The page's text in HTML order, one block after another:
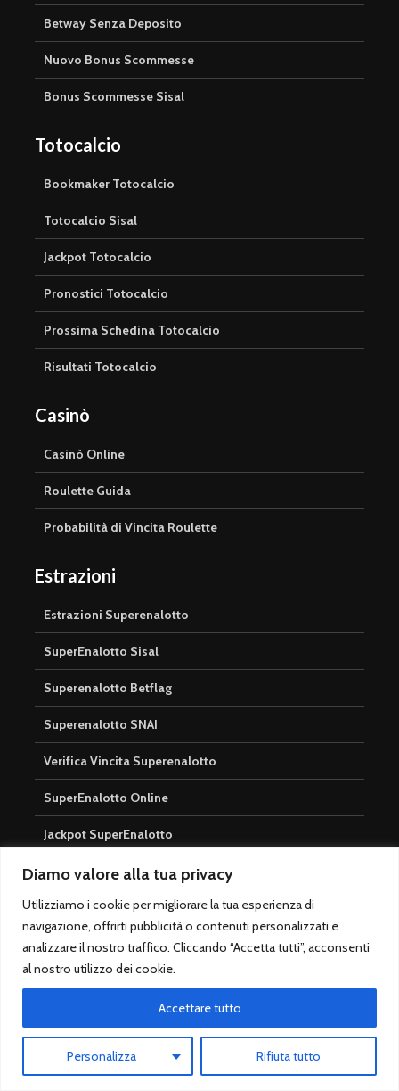
Diamo valore alla tua privacy
Utilizziamo i cookie per migliorare la tua esperienza di
navigazione, offrirti pubblicità o contenuti personalizzati e
analizzare il nostro traffico. Cliccando “Accetta tutti”, acconsenti
al nostro utilizzo dei cookie.
Personalizza Rifiuta tutto
Accettare tutto
Betway Senza Deposito
Nuovo Bonus Scommesse
Bonus Scommesse Sisal
Totocalcio
Bookmaker Totocalcio
Totocalcio Sisal
Jackpot Totocalcio
Pronostici Totocalcio
Prossima Schedina Totocalcio
Risultati Totocalcio
Casinò
Casinò Online
Roulette Guida
Probabilità di Vincita Roulette
Estrazioni
Estrazioni Superenalotto
SuperEnalotto Sisal
Superenalotto Betflag
Superenalotto SNAI
Verifica Vincita Superenalotto
SuperEnalotto Online
Jackpot SuperEnalotto
Domande frequenti SuperEnalotto
Rapidi
Scommesse Sportive
Champions League
Migliori pronostici calcio